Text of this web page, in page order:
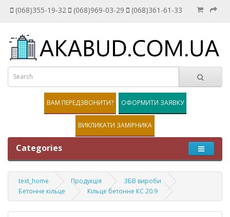
(068)355-19-32 (068)969-03-29 (068)361-61-33
ВАМ ПЕРЕДЗВОНИТИ? ОФОРМИТИ ЗАЯВКУ
ВИКЛИКАТИ ЗАМІРНИКА
Categories
text_home Продукція
ЗБВ вироби
Бетонне кільце
Кільце бетонне КС 20.9